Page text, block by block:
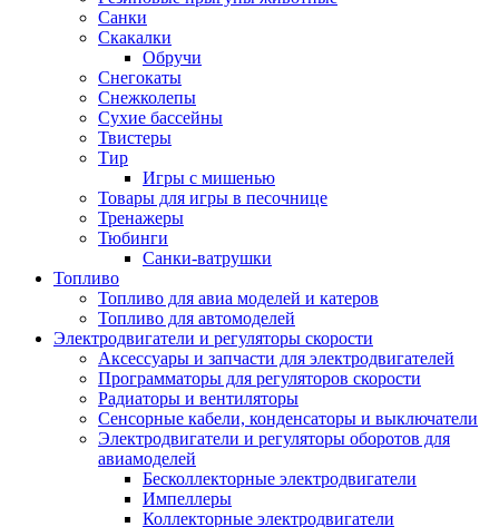
Санки
Скакалки
Обручи
Снегокаты
Снежколепы
Сухие бассейны
Твистеры
Тир
Игры с мишенью
Товары для игры в песочнице
Тренажеры
Тюбинги
Санки-ватрушки
Топливо
Топливо для авиа моделей и катеров
Топливо для автомоделей
Электродвигатели и регуляторы скорости
Аксессуары и запчасти для электродвигателей
Программаторы для регуляторов скорости
Радиаторы и вентиляторы
Сенсорные кабели, конденсаторы и выключатели
Электродвигатели и регуляторы оборотов для
авиамоделей
Бесколлекторные электродвигатели
Импеллеры
Коллекторные электродвигатели